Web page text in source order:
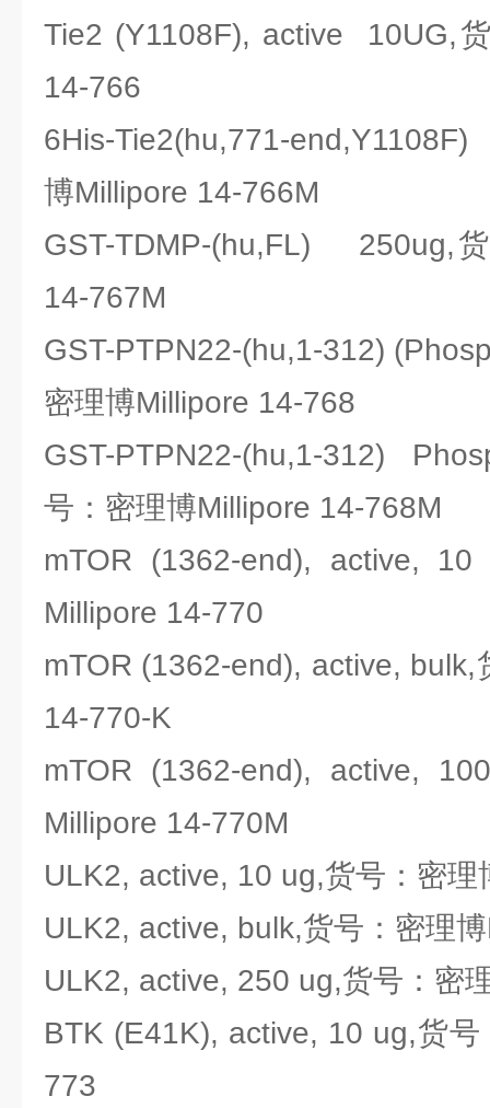
Tie2 (Y1108F), active 10UG,
14-766
6His-Tie2(hu,771-
博Millipore 14-766M
GST-TDMP-(hu,FL) 250ug,
14-767M
GST-PTPN22-(hu,1-312)
密理博Millipore 14-768
GST-PTPN22-(hu,1-312)
号：密理博Millipore 14-768M
mTOR (1362-end), active,
Millipore 14-770
mTOR (1362-end), active, bulk,
14-770-K
mTOR (1362-end), active,
Millipore 14-770M
ULK2, active, 10 ug,货号：密
ULK2, active, bulk,货号：密理
ULK2, active, 250 ug,货号：密
BTK (E41K), active, 10 ug,货
773